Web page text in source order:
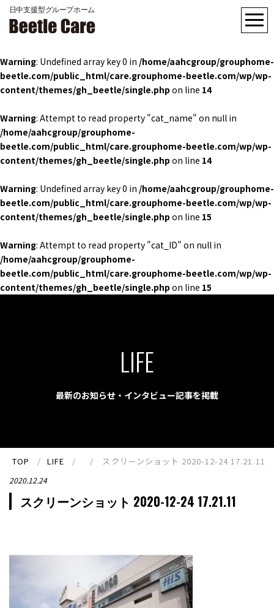
Warning: Undefined array key 0 in /home/aahcgroup/grouphome-
beetle.com/public_html/care.grouphome-beetle.com/wp/wp-
content/themes/gh_beetle/single.php on line 14
Warning: Attempt to read property "cat_name" on null in
/home/aahcgroup/grouphome-
beetle.com/public_html/care.grouphome-beetle.com/wp/wp-
content/themes/gh_beetle/single.php on line 14
Warning: Undefined array key 0 in /home/aahcgroup/grouphome-
beetle.com/public_html/care.grouphome-beetle.com/wp/wp-
content/themes/gh_beetle/single.php on line 15
Warning: Attempt to read property "cat_ID" on null in
/home/aahcgroup/grouphome-
beetle.com/public_html/care.grouphome-beetle.com/wp/wp-
content/themes/gh_beetle/single.php on line 15
LIFE
最新のお知らせ・インタビュー記事を掲載
TOP LIFE スクリーンショット 2020-12-24 17.21.11
2020.12.24
スクリーンショット 2020-12-24 17.21.11